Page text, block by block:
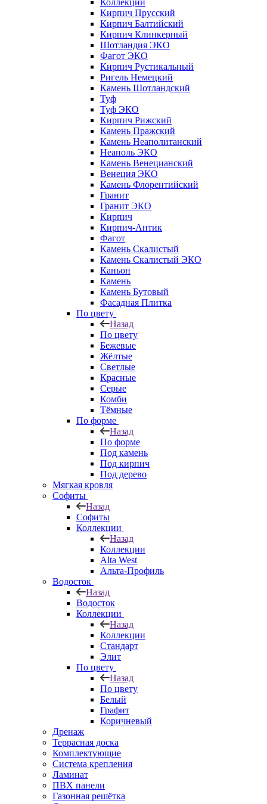
Коллекции
Кирпич Прусский
Кирпич Балтийский
Кирпич Клинкерный
Шотландия ЭКО
Фагот ЭКО
Кирпич Рустикальный
Ригель Немецкий
Камень Шотландский
Туф
Туф ЭКО
Кирпич Рижский
Камень Пражский
Камень Неаполитанский
Неаполь ЭКО
Камень Венецианский
Венеция ЭКО
Камень Флорентийский
Гранит
Гранит ЭКО
Кирпич
Кирпич-Антик
Фагот
Камень Скалистый
Камень Скалистый ЭКО
Каньон
Камень
Камень Бутовый
Фасадная Плитка
По цвету
Назад
По цвету
Бежевые
Жёлтые
Светлые
Красные
Серые
Комби
Тёмные
По форме
Назад
По форме
Под камень
Под кирпич
Под дерево
Мягкая кровля
Софиты
Назад
Софиты
Коллекции
Назад
Коллекции
Alta West
Альта-Профиль
Водосток
Назад
Водосток
Коллекции
Назад
Коллекции
Стандарт
Элит
По цвету
Назад
По цвету
Белый
Графит
Коричневый
Дренаж
Террасная доска
Комплектующие
Система крепления
Ламинат
ПВХ панели
Газонная решётка